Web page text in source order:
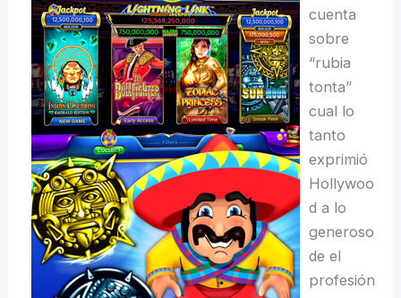
cuenta
sobre
“rubia
tonta”
cual lo
tanto
exprimió
Hollywoo
d a lo
generoso
de el
profesión